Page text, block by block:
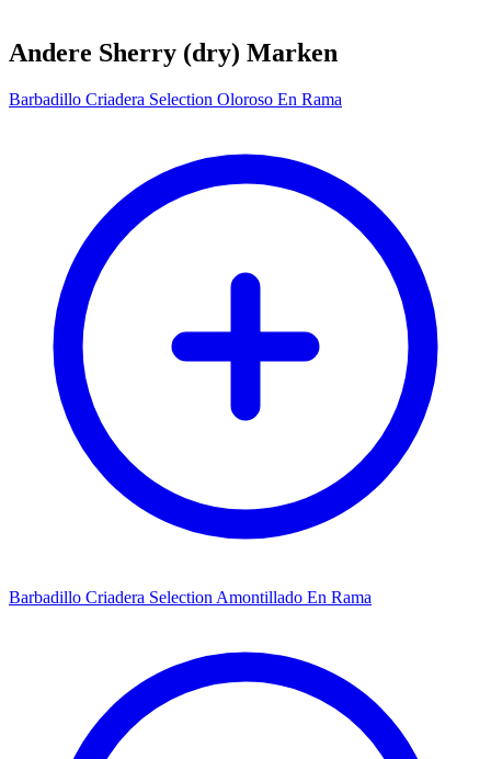
Andere Sherry (dry) Marken
Barbadillo Criadera Selection Oloroso En Rama
Barbadillo Criadera Selection Amontillado En Rama